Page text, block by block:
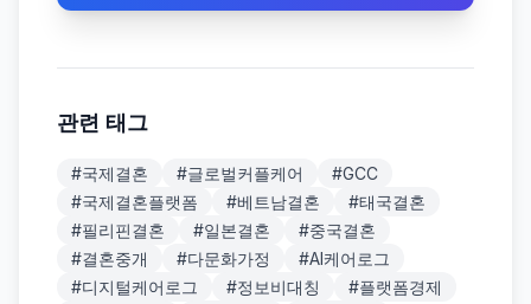
관련 태그
#국제결혼 #글로벌커플케어 #GCC
#국제결혼플랫폼 #베트남결혼 #태국결혼
#필리핀결혼 #일본결혼 #중국결혼
#결혼중개 #다문화가정 #AI케어로그
#디지털케어로그 #정보비대칭 #플랫폼경제